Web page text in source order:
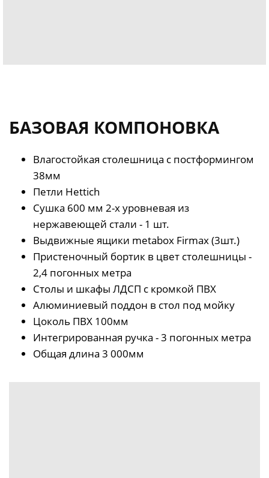
БАЗОВАЯ КОМПОНОВКА
Влагостойкая столешница с постформингом
38мм
Петли Hettich
Сушка 600 мм 2-х уровневая из
нержавеющей стали - 1 шт.
Выдвижные ящики metabox Firmax (3шт.)
Пристеночный бортик в цвет столешницы -
2,4 погонных метра
Столы и шкафы ЛДСП с кромкой ПВХ
Алюминиевый поддон в стол под мойку
Цоколь ПВХ 100мм
Интегрированная ручка - 3 погонных метра
Общая длина 3 000мм